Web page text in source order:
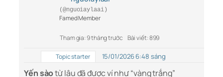
(@nguoiaylaai)
Famed Member
Tham gia: 9 tháng trước Bài viết: 899
Topic starter 15/01/2026 6:48 sáng
Yến sàotừ lâu đã được ví như “vàng trắng”